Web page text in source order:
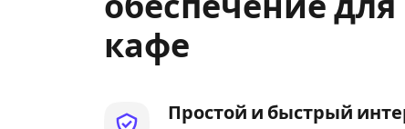
кафе
Простой и быстрый